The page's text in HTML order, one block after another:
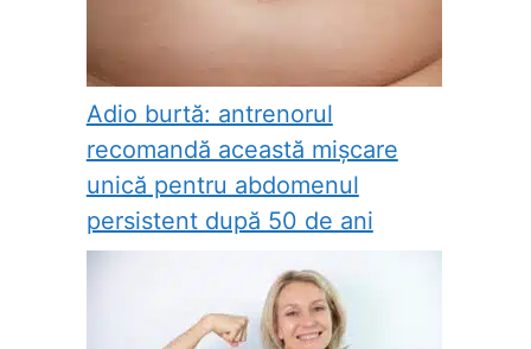
Adio burtă: antrenorul
recomandă această mișcare
unică pentru abdomenul
persistent după 50 de ani